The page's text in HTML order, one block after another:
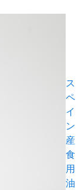
ス
ペ
イ
ン
産
食
用
油